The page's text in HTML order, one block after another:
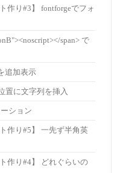
作り#3】 fontforgeでフォ
span> で
追加表示
置に文字列を挿入
ション
作り#5】 一先ず半角英
作り#4】 どれぐらいの